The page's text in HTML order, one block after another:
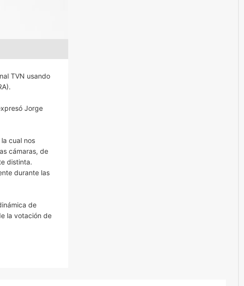
TVN usando
Jorge
cual nos
cámaras, de
distinta.
durante las
de
la votación de